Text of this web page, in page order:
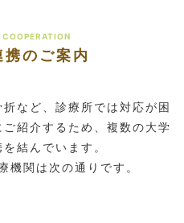
携のご案内
など、診療所では対応が困
紹介するため、複数の大学
結んでいます。
機関は次の通りです。